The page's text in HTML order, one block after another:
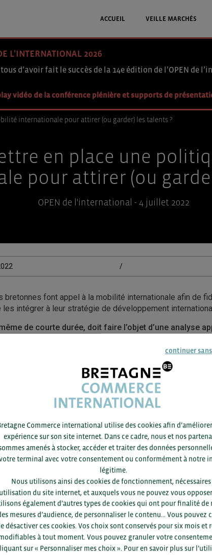
ACCUEIL VEILLE MARCHÉS
L'INTERNATIONAL 2026
d’avoir fait le succès de la 14e édition de l’OPEN de
vidéo de la conférence plénière et supports de
internationale pour attirer (ou garder) les talents ?
en place une
pour attirer (ou
OPEN de l'international - 4 juillet 2022
/
bretonnes font appel à la mobilité internationale afin de
intégrer à leur stratégie de développement
de courte durée, doit faire l’objet d’une analyse
fiscaux, sociaux, migratoires, etc.
Practice Leader au sein du cabinet Altios, est intervenue
bretonnes à l’occasion de la 10ème édition de l’OPEN
Commerce International.
TÉLÉCHARGEZ LA PRÉSENTATION
Pour voir les contacts,
département et votre
continuer
Commerce international utilise des cookies afin
expérience sur son site internet. Dans ce cadre, nous et nos
amenés à stocker, accéder et traiter des données
terminal avec votre consentement ou conformément à notre
légitime.
Nous utilisons ainsi des cookies de fonctionnement, nécessaires
du site internet, et auxquels vous ne pouvez vous
également d’autres types de cookies qui ont pour finalité de
mesures d’audience, de personnaliser le contenu... Vous pouvez
désactiver ces cookies. Vos choix sont conservés pour six mois et
à tout moment. Vous pouvez granuler votre
sur « Personnaliser mes choix ». Pour en savoir plus sur